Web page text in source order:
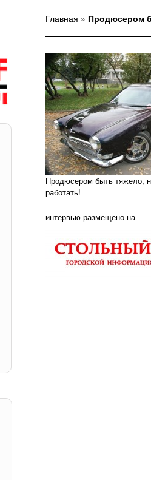
Главная » Продюсером
Продюсером быть тяжело,
работать!
интервью размещено на